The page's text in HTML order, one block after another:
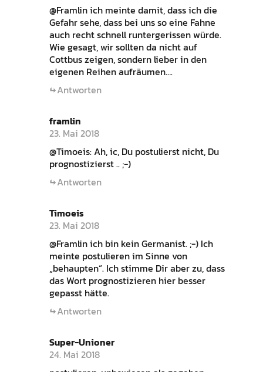
@Framlin ich meinte damit, dass ich die
Gefahr sehe, dass bei uns so eine Fahne
auch recht schnell runtergerissen würde.
Wie gesagt, wir sollten da nicht auf
Cottbus zeigen, sondern lieber in den
eigenen Reihen aufräumen….
Antworten
framlin
23. Mai 2018
@Timoeis: Ah, ic, Du postulierst nicht, Du
prognostizierst .. ;-)
Antworten
Timoeis
23. Mai 2018
@Framlin ich bin kein Germanist. ;-) Ich
meinte postulieren im Sinne von
„behaupten“. Ich stimme Dir aber zu, dass
das Wort prognostizieren hier besser
gepasst hätte.
Antworten
Super-Unioner
24. Mai 2018